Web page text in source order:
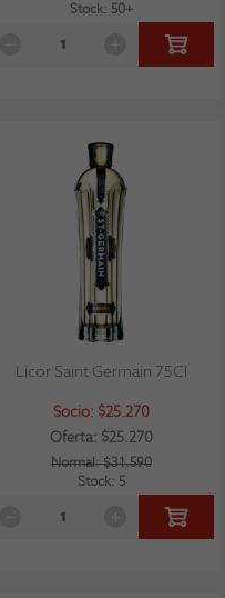
Stock: 50+
Licor Saint Germain 75Cl
Socio: $25.270
Oferta: $25.270
Normal: $31.590
Stock: 5